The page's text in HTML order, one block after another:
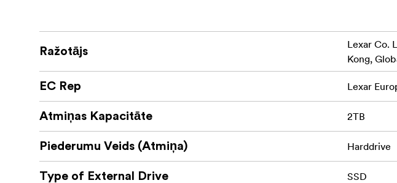
Komplektā iekļauts 2-in-1 USB-C/USB-A kabelis
9,5 reizes ātrāks nekā standarta cietie diski
Ar lasīšanas ātrumu līdz
šis SSD nodrošina ievērojami ātrāku datu pārsūtīšanu, lai uzlabotu
dublējumi un tūlītēja atmiņas paplašināšana.
Ražotājs
Lexar Co.
Kong,
EC Rep Lexar
Atmiņas Kapacitāte 2TB
Piederumu Veids (Atmiņa) Harddrive
Type of External Drive SSD